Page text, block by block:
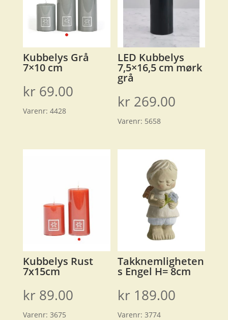
Kubbelys Grå
7×10 cm
kr 69.00
Varenr: 4428
LED Kubbelys
7,5×16,5 cm mørk
grå
kr 269.00
Varenr: 5658
Kubbelys Rust
7x15cm
kr 89.00
Varenr: 3675
Takknemligheten
s Engel H= 8cm
kr 189.00
Varenr:3774